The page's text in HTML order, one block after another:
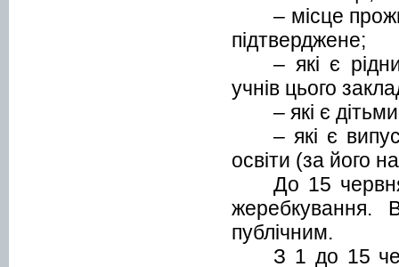
– місце
підтверджене;
– які є
учнів цього
– які є
– які є
освіти (за його
До 15
публічним.
З 1 до 15